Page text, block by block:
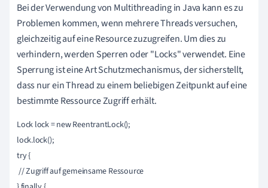
Bei der Verwendung von Multithreading in Java kann es zu
Problemen kommen, wenn mehrere Threads versuchen,
gleichzeitig auf eine Resource zuzugreifen. Um dies zu
verhindern, werden Sperren oder "Locks" verwendet. Eine
Sperrung ist eine Art Schutzmechanismus, der sicherstellt,
dass nur ein Thread zu einem beliebigen Zeitpunkt auf eine
bestimmte Ressource Zugriff erhält.
Lock lock = new ReentrantLock();
lock.lock();
try {
// Zugriff auf gemeinsame Ressource